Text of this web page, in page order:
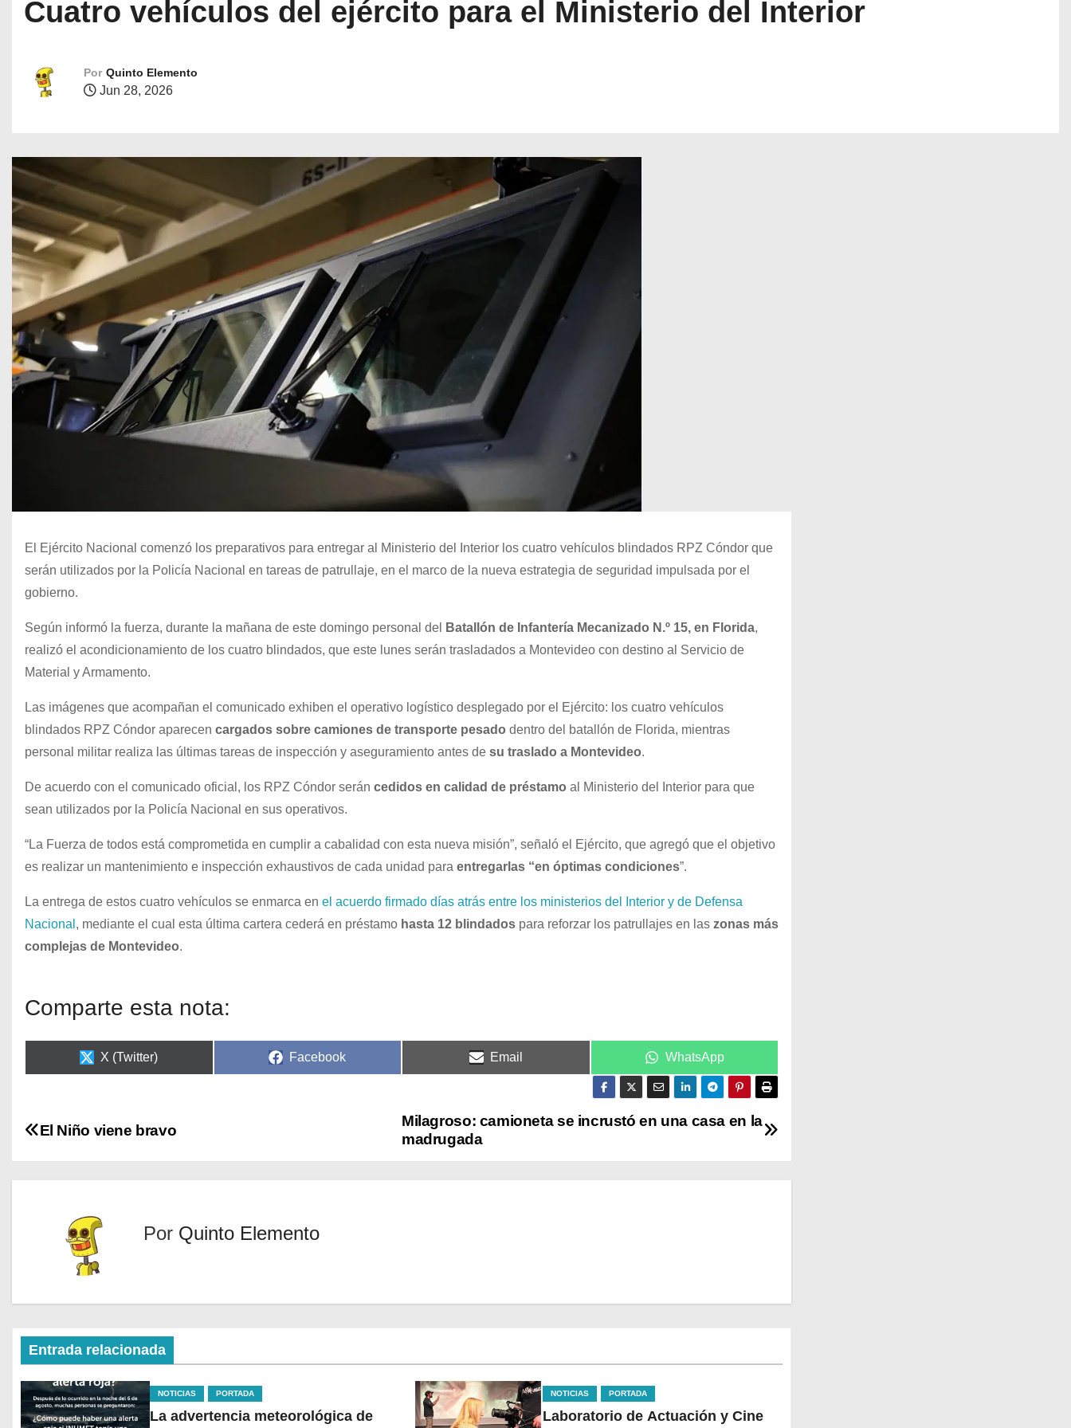
Cuatro vehículos del ejército para el Ministerio del Interior
Por Quinto Elemento
Jun 28, 2026
El Ejército Nacional comenzó los preparativos para entregar al Ministerio del Interior los cuatro vehículos blindados RPZ Cóndor que
serán utilizados por la Policía Nacional en tareas de patrullaje, en el marco de la nueva estrategia de seguridad impulsada por el
gobierno.
Según informó la fuerza, durante la mañana de este domingo personal del Batallón de Infantería Mecanizado N.º 15, en Florida,
realizó el acondicionamiento de los cuatro blindados, que este lunes serán trasladados a Montevideo con destino al Servicio de
Material y Armamento.
Las imágenes que acompañan el comunicado exhiben el operativo logístico desplegado por el Ejército: los cuatro vehículos
blindados RPZ Cóndor aparecen cargados sobre camiones de transporte pesado dentro del batallón de Florida, mientras
personal militar realiza las últimas tareas de inspección y aseguramiento antes de su traslado a Montevideo.
De acuerdo con el comunicado oficial, los RPZ Cóndor serán cedidos en calidad de préstamo al Ministerio del Interior para que
sean utilizados por la Policía Nacional en sus operativos.
“La Fuerza de todos está comprometida en cumplir a cabalidad con esta nueva misión”, señaló el Ejército, que agregó que el objetivo
es realizar un mantenimiento e inspección exhaustivos de cada unidad para entregarlas “en óptimas condiciones”.
La entrega de estos cuatro vehículos se enmarca en el acuerdo firmado días atrás entre los ministerios del Interior y de Defensa
Nacional , mediante el cual esta última cartera cederá en préstamo hasta 12 blindados para reforzar los patrullajes en las zonas más
complejas de Montevideo.
Comparte esta nota:
X (Twitter) Facebook Email WhatsApp
Milagroso: camioneta se incrustó en una casa en la
madrugada
El Niño viene bravo
Por Quinto Elemento
Entrada relacionada
NOTICIAS PORTADA
La advertencia meteorológica de
NOTICIAS PORTADA
Laboratorio de Actuación y Cine